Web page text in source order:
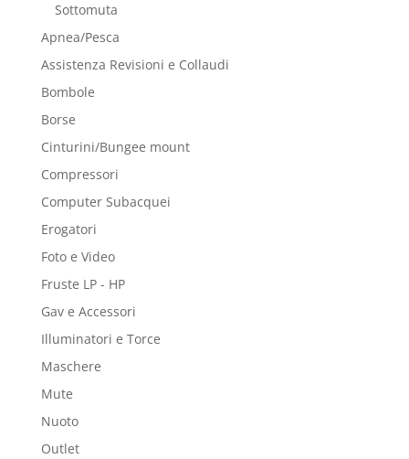
Sottomuta
Apnea/Pesca
Assistenza Revisioni e Collaudi
Bombole
Borse
Cinturini/Bungee mount
Compressori
Computer Subacquei
Erogatori
Foto e Video
Fruste LP - HP
Gav e Accessori
Illuminatori e Torce
Maschere
Mute
Nuoto
Outlet